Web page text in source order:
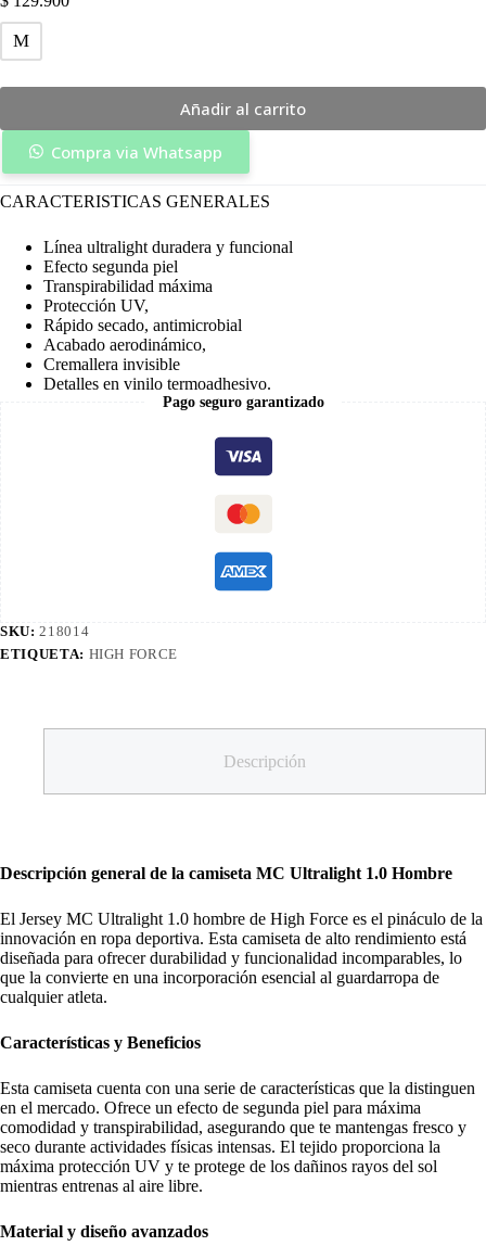
M
Añadir al carrito
Compra via Whatsapp
CARACTERISTICAS GENERALES
Línea ultralight duradera y funcional
Efecto segunda piel
Transpirabilidad máxima
Protección UV,
Rápido secado, antimicrobial
Acabado aerodinámico,
Cremallera invisible
Detalles en vinilo termoadhesivo.
Pago seguro garantizado
SKU:218014
ETIQUETA: HIGH FORCE
Descripción
Descripción general de la camiseta MC Ultralight 1.0 Hombre
El Jersey MC Ultralight 1.0 hombre de High Force es el pináculo de la
innovación en ropa deportiva. Esta camiseta de alto rendimiento está
diseñada para ofrecer durabilidad y funcionalidad incomparables, lo
que la convierte en una incorporación esencial al guardarropa de
cualquier atleta.
Características y Beneficios
Esta camiseta cuenta con una serie de características que la distinguen
en el mercado. Ofrece un efecto de segunda piel para máxima
comodidad y transpirabilidad, asegurando que te mantengas fresco y
seco durante actividades físicas intensas. El tejido proporciona la
máxima protección UV y te protege de los dañinos rayos del sol
mientras entrenas al aire libre.
Material y diseño avanzados